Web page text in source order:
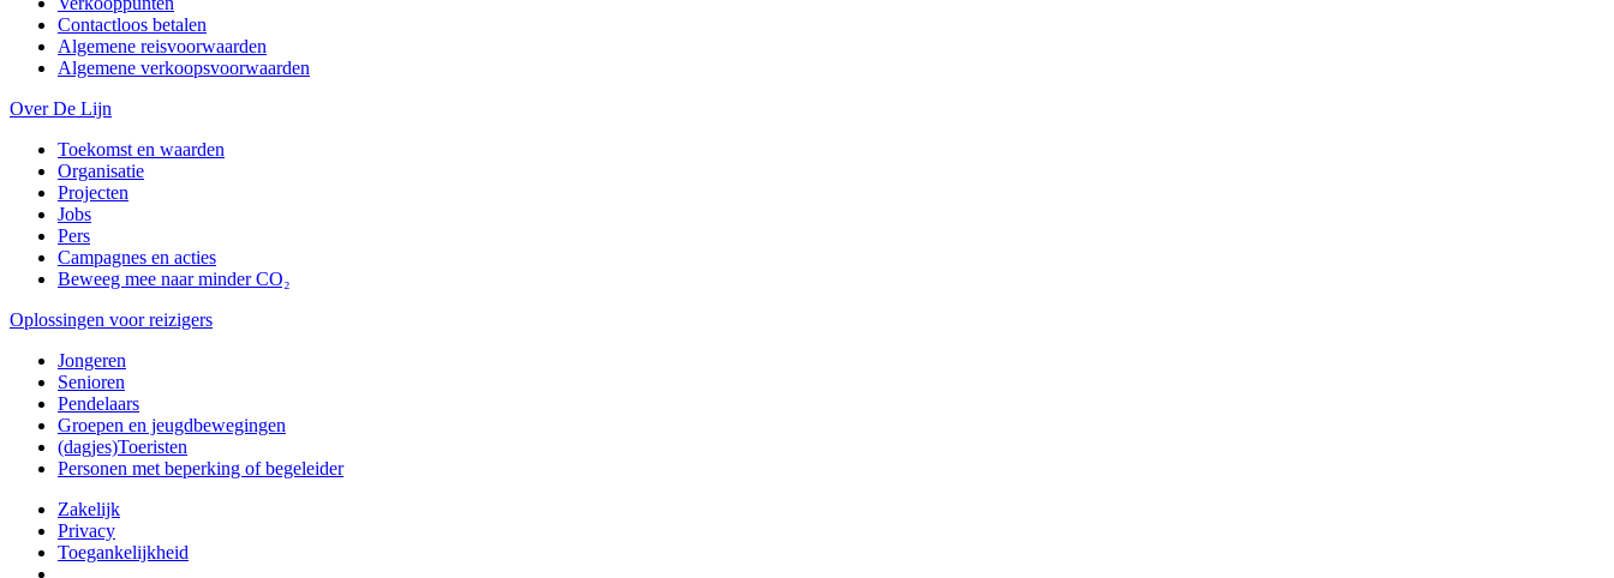
Contactloos betalen
Algemene reisvoorwaarden
Algemene verkoopsvoorwaarden
Over De Lijn
Toekomst en waarden
Organisatie
Projecten
Jobs
Pers
Campagnes en acties
Beweeg mee naar minder CO₂
Oplossingen voor reizigers
Jongeren
Senioren
Pendelaars
Groepen en jeugdbewegingen
(dagjes)Toeristen
Personen met beperking of begeleider
Zakelijk
Privacy
Toegankelijkheid